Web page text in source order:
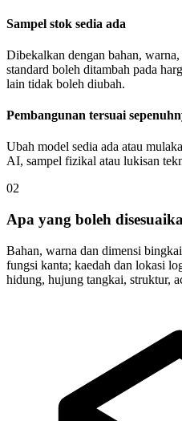
Sampel stok sedia ada
Dibekalkan dengan bahan,
standard boleh ditambah pada
lain tidak boleh diubah.
Pembangunan tersuai
Ubah model sedia ada atau
AI, sampel fizikal atau lukisan
02
Apa yang boleh
Bahan, warna dan dimensi
fungsi kanta; kaedah dan lokasi
hidung, hujung tangkai, struktur,